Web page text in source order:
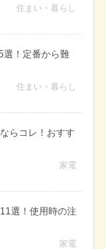
住まい・暮らし
選！定番から難
住まい・暮らし
らコレ！おすす
家電
選！使用時の注
家電